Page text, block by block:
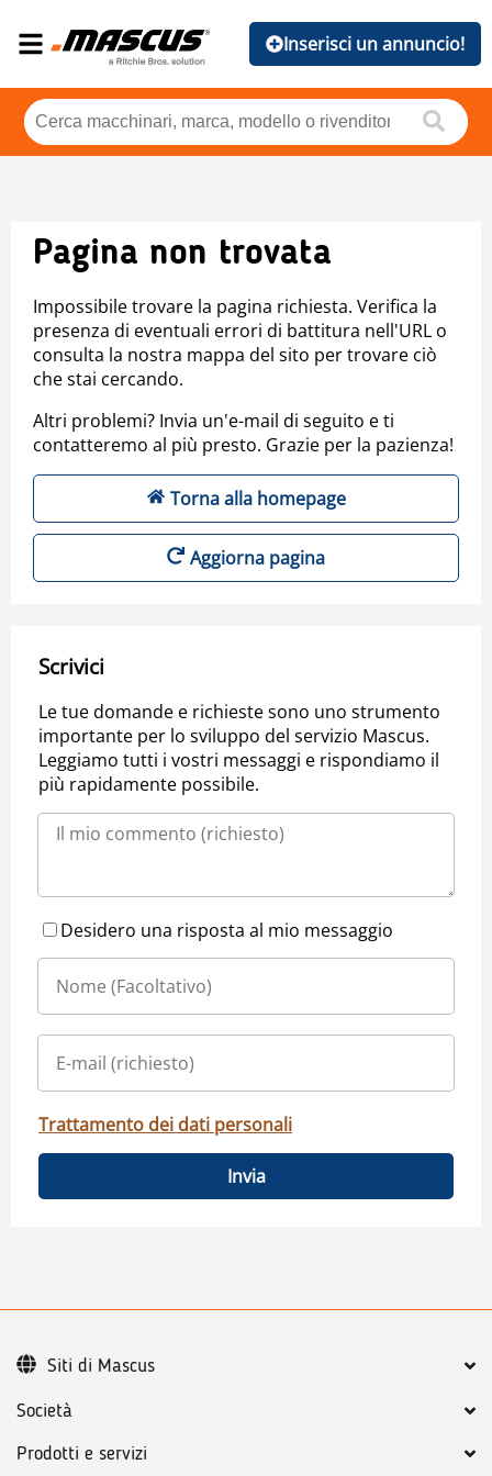
Inserisci un annuncio!
Pagina non trovata
Impossibile trovare la pagina richiesta. Verifica la
presenza di eventuali errori di battitura nell'URL o
consulta la nostra mappa del sito per trovare ciò
che stai cercando.
Altri problemi? Invia un'e-mail di seguito e ti
contatteremo al più presto. Grazie per la pazienza!
Torna alla homepage
Aggiorna pagina
Scrivici
Le tue domande e richieste sono uno strumento
importante per lo sviluppo del servizio Mascus.
Leggiamo tutti i vostri messaggi e rispondiamo il
più rapidamente possibile.
Desidero una risposta al mio messaggio
Trattamento dei dati personali
Invia
Società
Prodotti e servizi
Siti di Mascus